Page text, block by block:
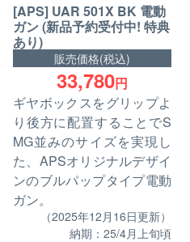
[APS] UAR 501X BK 電動
ガン (新品予約受付中! 特典
あり)
販売価格(税込)
33,780円
ギヤボックスをグリップよ
り後方に配置することでS
MG並みのサイズを実現し
た、APSオリジナルデザイ
ンのブルパップタイプ電動
ガン。
（2025年12月16日更新）
納期：25/4月上旬頃